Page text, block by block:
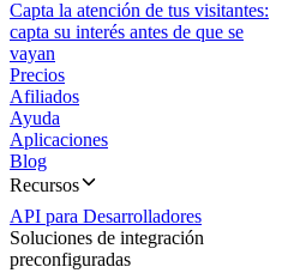
Capta la atención de tus visitantes:
capta su interés antes de que se
vayan
Precios
Afiliados
Ayuda
Aplicaciones
Blog
Recursos
API para Desarrolladores
Soluciones de integración
preconfiguradas